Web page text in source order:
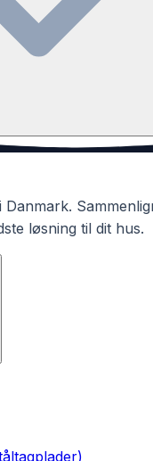
en simpel
medmindre du
for at afklare
Danmark.
løsning til dit hus.